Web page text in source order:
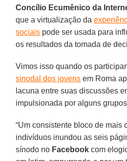
Concílio Ecumênico da
que a virtualização da
sociais pode ser usada para
os resultados da tomada de
Vimos isso quando os
sinodal dos jovens em Roma
lacuna entre suas discussões
impulsionada por alguns
“Um consistente bloco de mais
indivíduos inundou as seis
sínodo no Facebook com